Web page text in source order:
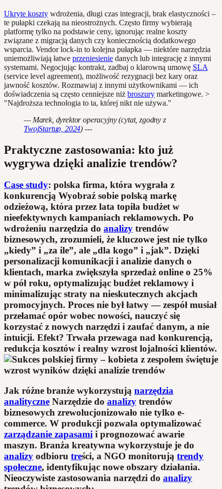
Ukryte koszty wdrożenia, długi czas integracji, brak elastyczności –
te pułapki czekają na nieostrożnych. Często firmy wybierają
platformę tylko na podstawie ceny, ignorując realne koszty
związane z migracją danych czy koniecznością dodatkowego
wsparcia. Vendor lock-in to kolejna pułapka — niektóre narzędzia
uniemożliwiają łatwe przeniesienie danych lub integrację z innymi
systemami. Negocjując kontrakt, zadbaj o klarowną umowę SLA
(service level agreement), możliwość rezygnacji bez kary oraz
jawność kosztów. Rozmawiaj z innymi użytkownikami — ich
doświadczenia są często cenniejsze niż broszury marketingowe. >
"Najdroższa technologia to ta, której nikt nie używa."
— Marek, dyrektor operacyjny (cytat, zgodny z
TwojStartup, 2024) ---
Praktyczne zastosowania: kto już
wygrywa dzięki analizie trendów?
Case study: polska firma, która wygrała z
konkurencją Wyobraź sobie polską markę
odzieżową, która przez lata topiła budżet w
nieefektywnych kampaniach reklamowych. Po
wdrożeniu narzędzia do analizy trendów
biznesowych, zrozumieli, że kluczowe jest nie tylko
„kiedy” i „za ile”, ale „dla kogo” i „jak”. Dzięki
personalizacji komunikacji i analizie danych o
klientach, marka zwiększyła sprzedaż online o 25%
w pół roku, optymalizując budżet reklamowy i
minimalizując straty na nieskutecznych akcjach
promocyjnych. Proces nie był łatwy — zespół musiał
przełamać opór wobec nowości, nauczyć się
korzystać z nowych narzędzi i zaufać danym, a nie
intuicji. Efekt? Trwała przewaga nad konkurencją,
redukcja kosztów i realny wzrost lojalności klientów.
Jak różne branże wykorzystują narzędzia
analityczne Narzędzie do analizy trendów
biznesowych zrewolucjonizowało nie tylko e-
commerce. W produkcji pozwala optymalizować
zarządzanie zapasami i prognozować awarie
maszyn. Branża kreatywna wykorzystuje je do
analizy odbioru treści, a NGO monitorują trendy
społeczne, identyfikując nowe obszary działania.
Nieoczywiste zastosowania narzędzi do analizy